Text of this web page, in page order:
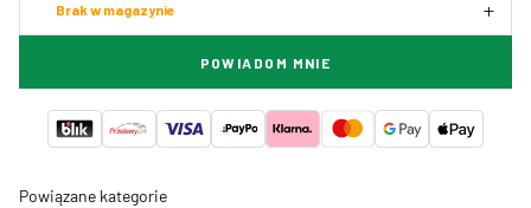
Brak w magazynie
POWIADOM MNIE
Powiązane kategorie